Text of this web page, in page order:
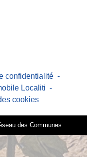
confidentialité -
Localiti -
cookies
des Communes